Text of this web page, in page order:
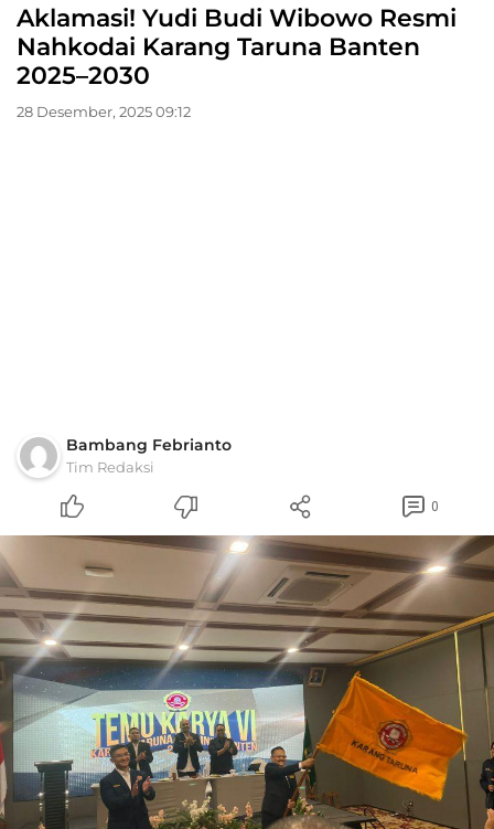
Aklamasi! Yudi Budi Wibowo Resmi
Nahkodai Karang Taruna Banten
2025–2030
28 Desember, 2025 09:12
Bambang Febrianto
Tim Redaksi
0